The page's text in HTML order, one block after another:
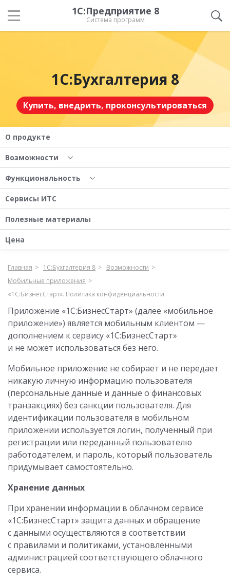
1С:Предприятие 8
Система программ
1С:Бухгалтерия 8
Купить, внедрить, проконсультироваться
О продукте
Возможности
Функциональность
Сервисы ИТС
Полезные материалы
Цена
Главная 1С:Бухгалтерия 8
Возможности
Мобильные приложения
«1С:БизнесСтарт». Политика конфиденциальности
Приложение «1С:БизнесСтарт» (далее «мобильное
приложение») является мобильным клиентом —
дополнением к сервису «1С:БизнесСтарт»
и не может использоваться без него.
Мобильное приложение не собирает и не передает
никакую личную информацию пользователя
(персональные данные и данные о финансовых
транзакциях) без санкции пользователя. Для
идентификации пользователя в мобильном
приложении используется логин, полученный при
регистрации или переданный пользователю
работодателем, и пароль, который пользователь
придумывает самостоятельно.
Хранение данных
При хранении информации в облачном сервисе
«1С:БизнесСтарт» защита данных и обращение
с данными осуществляются в соответствии
с правилами и политиками, установленными
администрацией соответствующего облачного
сервиса.